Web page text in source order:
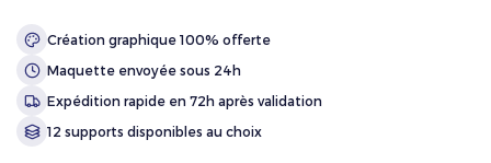
Création graphique 100% offerte
Maquette envoyée sous 24h
Expédition rapide en 72h après validation
12 supports disponibles au choix